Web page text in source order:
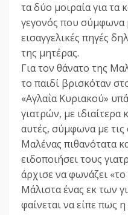
τα δύο μοιραία για τα
γεγονός που σύμφωνα
εισαγγελικές πηγές
της μητέρας.
Για τον θάνατο της
το παιδί βρισκόταν
«Αγλαΐα Κυριακού»
γιατρών, με ιδιαίτερα
αυτές, σύμφωνα με τις
Μαλένας πιθανότατα
ειδοποιήσει τους
άρχισε να φωνάζει
Μάλιστα ένας εκ των
φαίνεται να είπε πως